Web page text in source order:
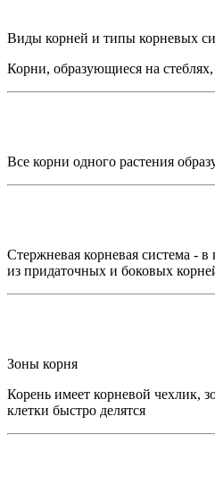
Виды корней и типы корневых
Корни, образующиеся на
Все корни одного растения
Стержневая корневая система -
из придаточных и боковых
Зоны корня
Корень имеет корневой чехлик,
клетки быстро делятся